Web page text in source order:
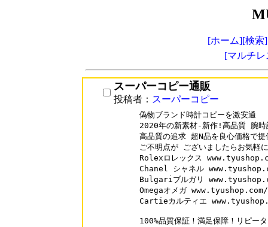
[ホーム][検索]
[マルチ
スーパーコピー通販
投稿者： スーパーコピー
偽物ブランド時計コピーを激安通
2020年の新素材-新作!高品質 腕時
高品質の追求 超N品を良心価格で提
ご不明点が ございましたらお気軽
Rolexロレックス
Chanel シャネル
Bulgariブルガリ
Omegaオメガ
Cartieカルティエ
100%品質保証！満足保障！リピー